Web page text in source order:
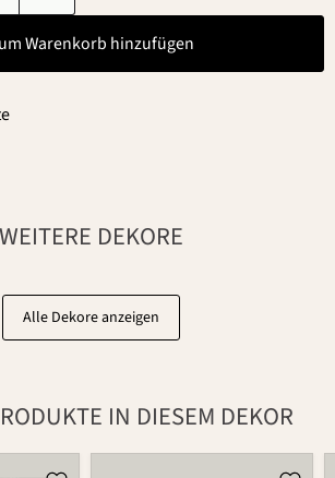
Warenkorb hinzufügen
WEITERE DEKORE
Alle Dekore anzeigen
IN DIESEM DEKOR